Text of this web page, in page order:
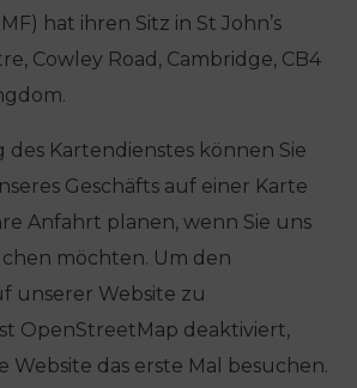
hat ihren Sitz in St John’s
Cowley Road, Cambridge, CB4
Kartendienstes können Sie
Geschäfts auf einer Karte
Anfahrt planen, wenn Sie uns
möchten. Um den
unserer Website zu
OpenStreetMap deaktiviert,
Website das erste Mal besuchen.